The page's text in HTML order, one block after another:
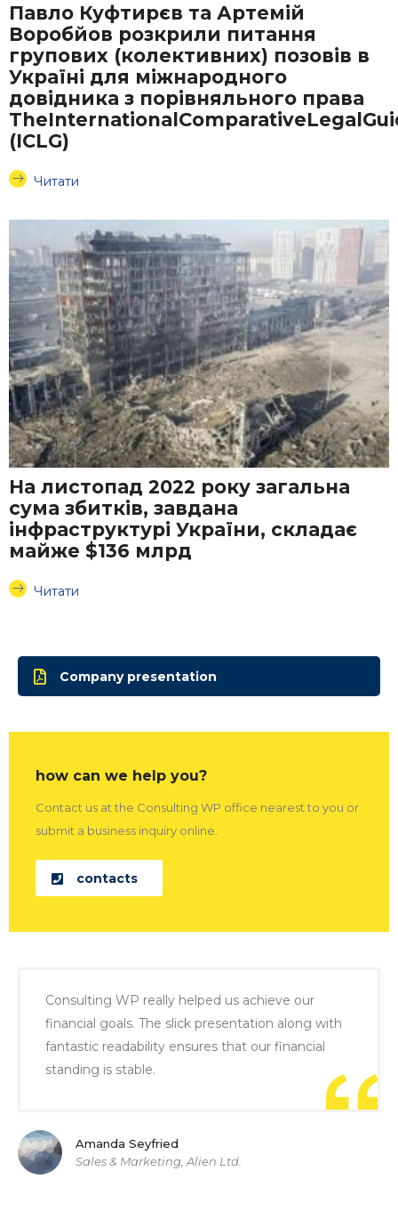
Павло Куфтирєв та Артемій
Воробйов розкрили питання
групових (колективних) позовів в
Україні для міжнародного
довідника з порівняльного права
(ICLG)
Читати
На листопад 2022 року загальна
сума збитків, завдана
інфраструктурі України, складає
майже $136 млрд
Читати
Company presentation
how can we help you?
Contact us at the Consulting WP office nearest to you or
submit a business inquiry online.
contacts
Consulting WP really helped us achieve our
financial goals. The slick presentation along with
fantastic readability ensures that our financial
standing is stable.
Amanda Seyfried
Sales & Marketing, Alien Ltd.